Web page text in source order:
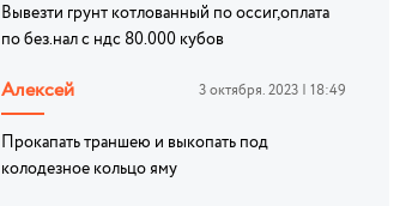
Вывезти грунт котлованный по оссиг,оплата
по без.нал с ндс 80.000 кубов
Алексей 3 октября. 2023 | 18:49
Прокапать траншею и выкопать под
колодезное кольцо яму